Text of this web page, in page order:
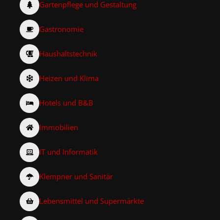
Gartenpflege und Gestaltung
Gastronomie
Haushaltstechnik
Heizen und Klima
Hotels und B&B
Immobilien
IT und Informatik
Klempner und Sanitär
Lebensmittel und Supermärkte